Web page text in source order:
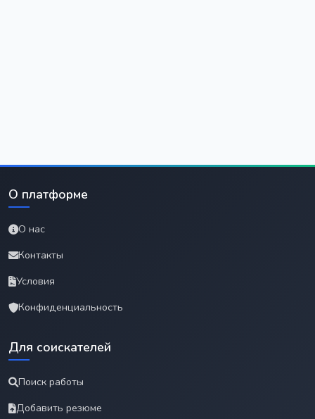
О платформе
О нас
Контакты
Условия
Конфиденциальность
Для соискателей
Поиск работы
Добавить резюме